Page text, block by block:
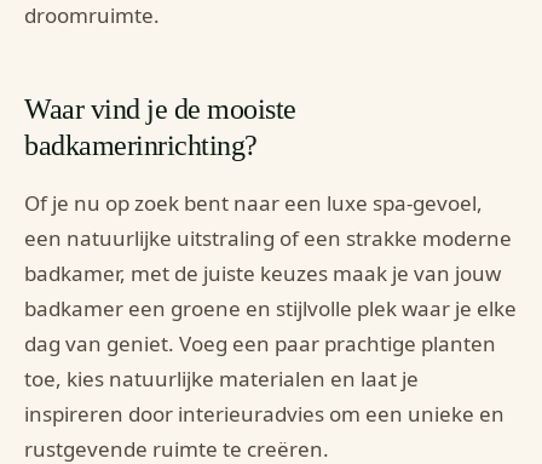
droomruimte.
Waar vind je de mooiste
badkamerinrichting?
Of je nu op zoek bent naar een luxe spa-gevoel,
een natuurlijke uitstraling of een strakke moderne
badkamer, met de juiste keuzes maak je van jouw
badkamer een groene en stijlvolle plek waar je elke
dag van geniet. Voeg een paar prachtige planten
toe, kies natuurlijke materialen en laat je
inspireren door interieuradvies om een unieke en
rustgevende ruimte te creëren.